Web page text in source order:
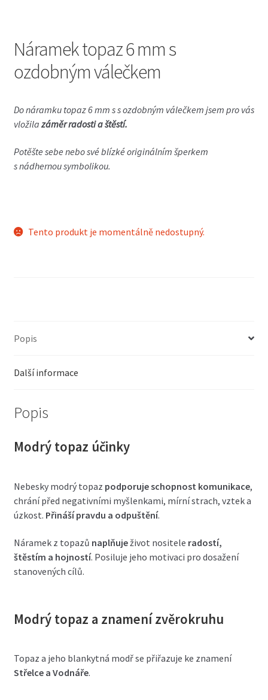
Náramek topaz 6 mm s
ozdobným válečkem
Donáramku topaz 6 mm s s ozdobným válečkem jsem pro vás
vložila záměr radosti a štěstí.
Potěšte sebe nebo své blízké originálním šperkem
s nádhernou symbolikou.
Tento produkt je momentálně nedostupný.
Popis
Další informace
Popis
Modrý topaz účinky
Nebesky modrý topaz podporuje schopnost komunikace,
chrání před negativními myšlenkami, mírní strach, vztek a
úzkost. Přináší pravdu a odpuštění.
Náramek z topazů naplňuježivot nositele radostí,
štěstím a hojností. Posiluje jeho motivaci pro dosažení
stanovených cílů.
Modrý topaz a znamení zvěrokruhu
Topaz a jeho blankytná modř se přiřazuje ke znamení
Střelce a Vodnáře.